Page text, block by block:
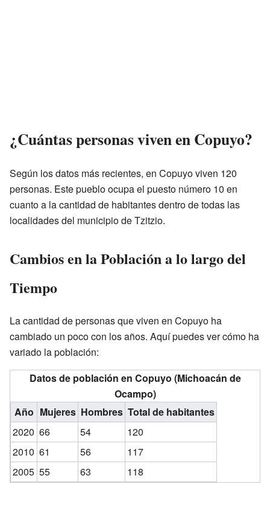
¿Cuántas personas viven en Copuyo?
Según los datos más recientes, en Copuyo viven 120
personas. Este pueblo ocupa el puesto número 10 en
cuanto a la cantidad de habitantes dentro de todas las
localidades del municipio de Tzitzio.
Cambios en la Población a lo largo del
Tiempo
La cantidad de personas que viven en Copuyo ha
cambiado un poco con los años. Aquí puedes ver cómo ha
variado la población:
Datos de población en Copuyo (Michoacán de
Ocampo)
Año Mujeres Hombres Total de habitantes
2020 66 54
120
2010 61 56
117
2005 55 63 118